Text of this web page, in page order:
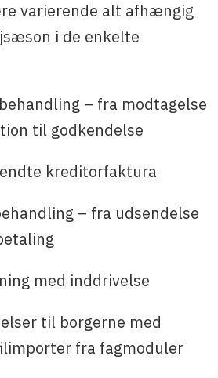
varierende alt afhængig
i de enkelte
– fra modtagelse
til godkendelse
kreditorfaktura
– fra udsendelse
med inddrivelse
til borgerne med
fra fagmoduler